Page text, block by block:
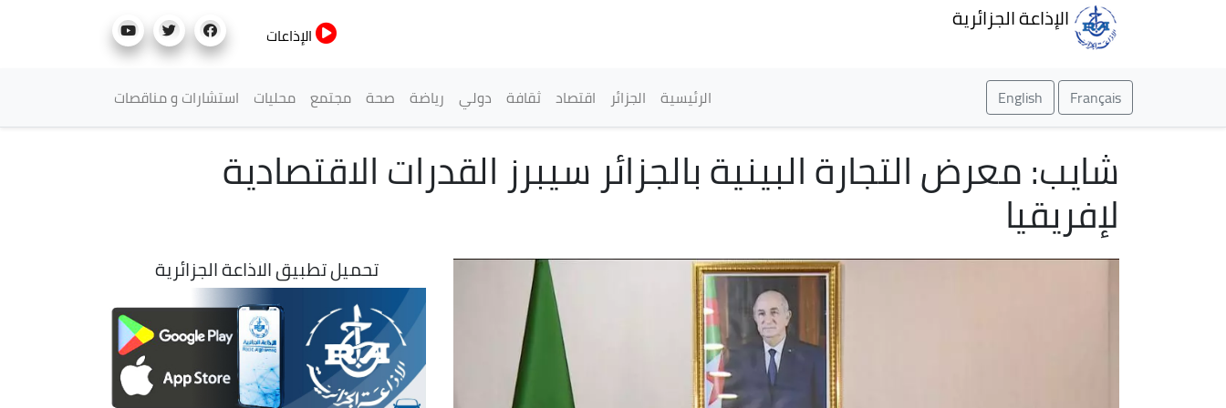
الإذاعة الجزائرية
الإذاعات
Français
English القائمة الرئيسية
الرئيسية الجزائر اقتصاد ثقافة دولي رياضة صحة مجتمع محليات استشارات و مناقصات
شايب: معرض التجارة البينية بالجزائر سيبرز القدرات الاقتصادية
لإفريقيا
تحميل تطبيق الاذاعة الجزائرية